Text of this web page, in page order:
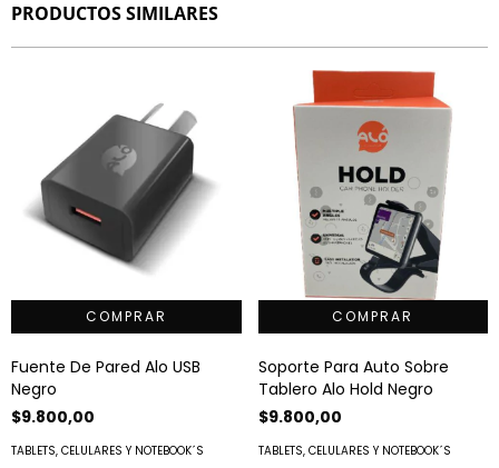
PRODUCTOS SIMILARES
Fuente De Pared Alo USB
Negro
$9.800,00
TABLETS, CELULARES Y NOTEBOOK´S
Soporte Para Auto Sobre
Tablero Alo Hold Negro
$9.800,00
TABLETS, CELULARES Y NOTEBOOK´S